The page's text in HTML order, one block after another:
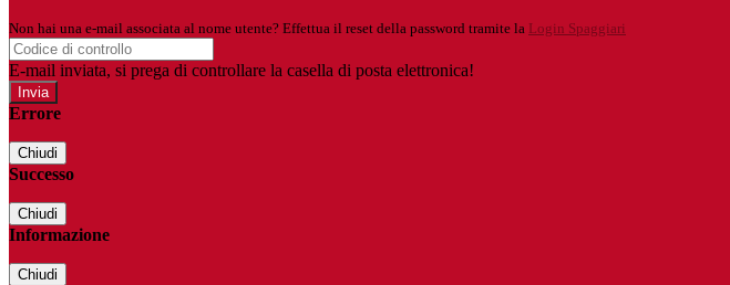
Non hai una e-mail associata al nome utente? Effettua il reset della password tramite la Login Spaggiari
E-mail inviata, si prega di controllare la casella di posta elettronica!
Errore
Chiudi
Successo
Chiudi
Informazione
Chiudi